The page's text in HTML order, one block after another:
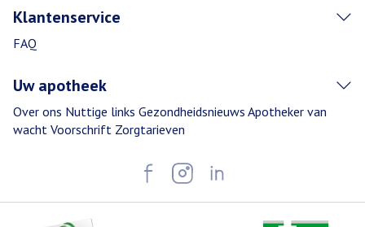
Klantenservice
FAQ
Uw apotheek
Over ons Nuttige links Gezondheidsnieuws Apotheker van
wacht Voorschrift Zorgtarieven